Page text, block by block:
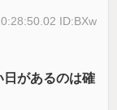
ID:BXw
日があるのは確